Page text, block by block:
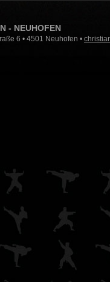
- NEUHOFEN
6 • 4501 Neuhofen •